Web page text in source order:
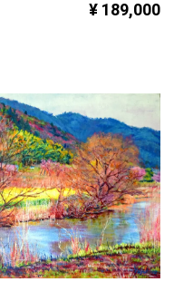
¥ 189,000